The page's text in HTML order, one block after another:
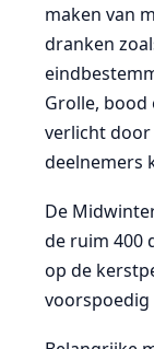
maken van
dranken
Grolle,
verlicht door
deelnemers
De
de ruim 400
op de
voorspoedig